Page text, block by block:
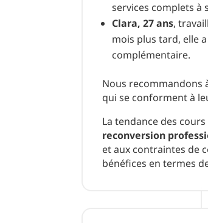
services complets à
Clara, 27 ans,
mois plus tard, elle
complémentaire.
Nous recommandons
qui se conforment à
La tendance des
reconversion
et aux contraintes de
bénéfices en termes